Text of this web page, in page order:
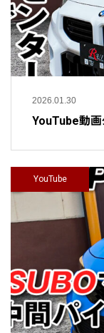
2026.01.30
YouTube動画
YouTube